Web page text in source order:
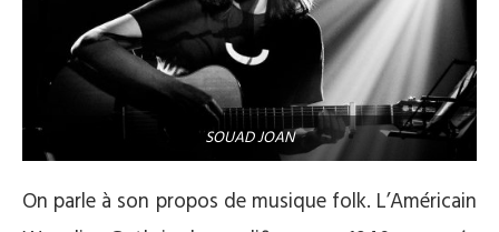
SOUAD JOAN
On parle à son propos de musique folk. L’Américain